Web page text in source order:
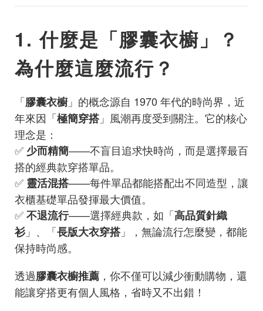
1. 什麼是「膠囊衣櫥」？
為什麼這麼流行？
「膠囊衣櫥 」的概念源自 1970 年代的時尚界，近
年來因「極簡穿搭」風潮再度受到關注。它的核心
理念是：
✅ 少而精簡——不盲目追求快時尚，而是選擇最百
搭的經典款穿搭單品。
✅ 靈活混搭——每件單品都能搭配出不同造型，讓
衣櫃基礎單品發揮最大價值。
✅不退流行——選擇經典款，如「高品質針織
衫」、「長版大衣穿搭」，無論流行怎麼變，都能
保持時尚感。
透過膠囊衣櫥推薦 ，你不僅可以減少衝動購物，還
能讓穿搭更有個人風格，省時又不出錯！